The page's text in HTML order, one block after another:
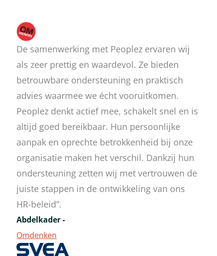
De samenwerking met Peoplez ervaren wij
als zeer prettig en waardevol. Ze bieden
betrouwbare ondersteuning en praktisch
advies waarmee we écht vooruitkomen.
Peoplez denkt actief mee, schakelt snel en is
altijd goed bereikbaar. Hun persoonlijke
aanpak en oprechte betrokkenheid bij onze
organisatie maken het verschil. Dankzij hun
ondersteuning zetten wij met vertrouwen de
juiste stappen in de ontwikkeling van ons
HR-beleid”.
Abdelkader -
Omdenken